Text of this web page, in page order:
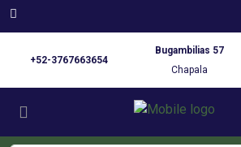
+52-3767663654
Bugambilias 57
Chapala